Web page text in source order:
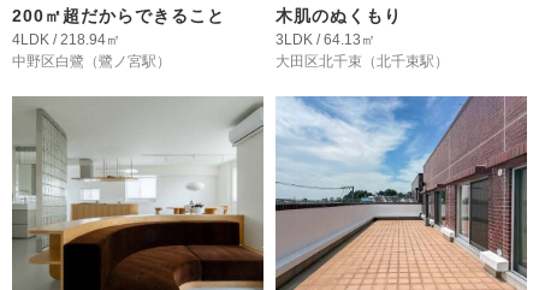
200㎡超だからできること
4LDK / 218.94㎡
中野区白鷺 （鷺ノ宮駅）
木肌のぬくもり
3LDK / 64.13㎡
大田区北千束 （北千束駅）